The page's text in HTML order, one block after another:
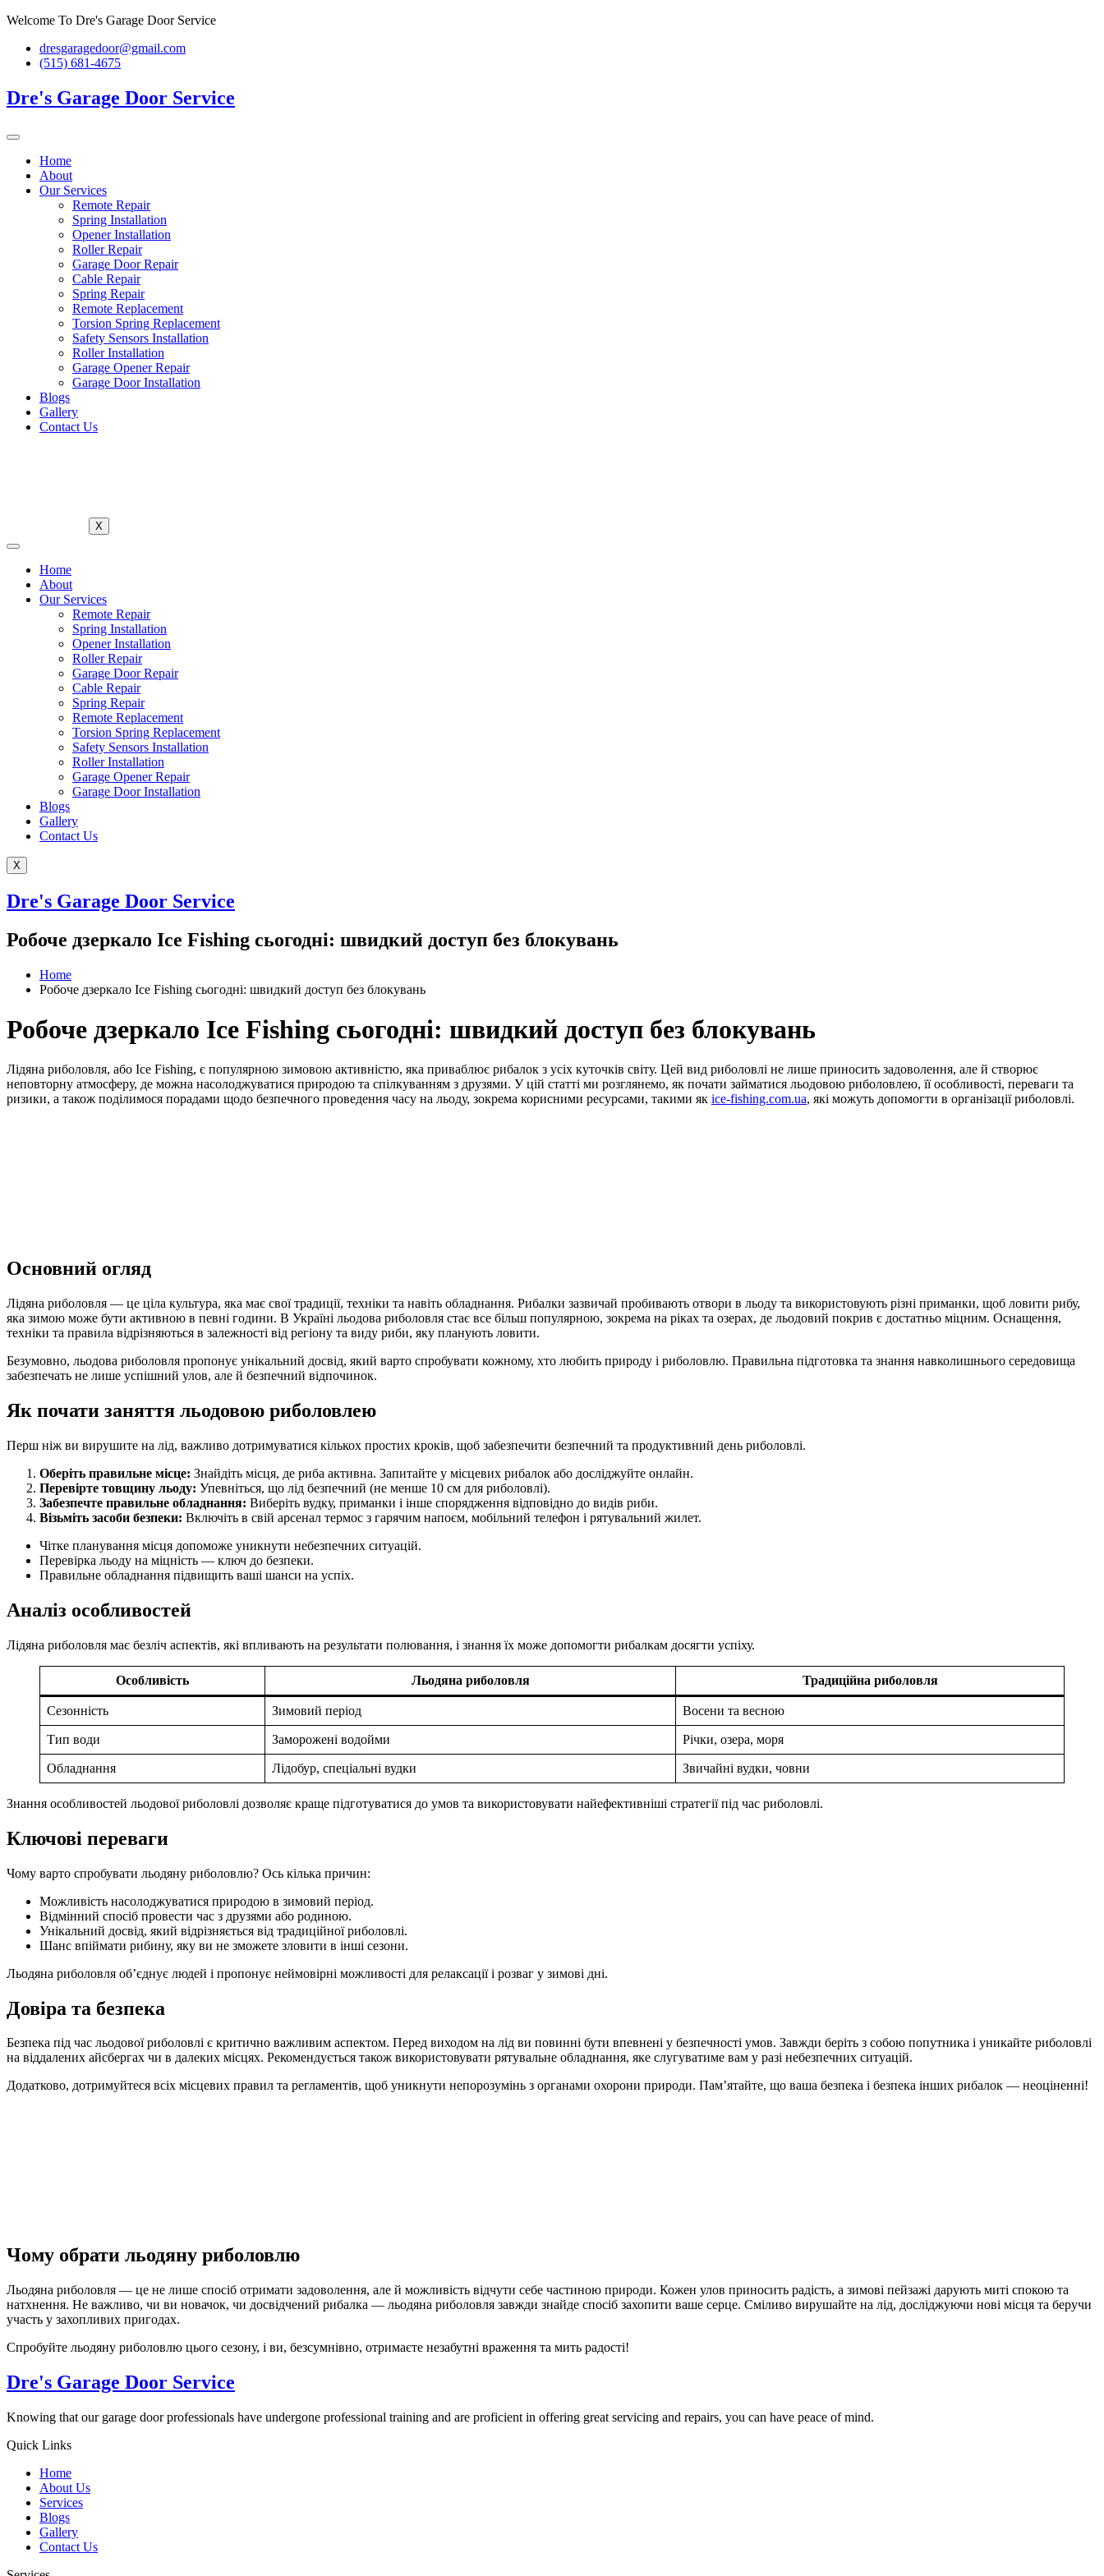
Skip
content
Welcome To Dre's Garage Door Service
dresgaragedoor@gmail.com
(515) 681-4675
Dre's Garage Door Service
Home
About
Our Services
Remote Repair
Spring Installation
Opener Installation
Roller Repair
Garage Door Repair
Cable Repair
Spring Repair
Remote Replacement
Torsion Spring Replacement
Safety Sensors Installation
Roller Installation
Garage Opener Repair
Garage Door Installation
Blogs
Gallery
Contact Us
X
Home
About
Our Services
Remote Repair
Spring Installation
Opener Installation
Roller Repair
Garage Door Repair
Cable Repair
Spring Repair
Remote Replacement
Torsion Spring Replacement
Safety Sensors Installation
Roller Installation
Garage Opener Repair
Garage Door Installation
Blogs
Gallery
Contact Us
X
Dre's Garage Door Service
Робоче дзеркало Ice Fishing сьогодні: швидкий доступ без блокувань
Home
Робоче дзеркало Ice Fishing сьогодні: швидкий доступ без блокувань
Робоче дзеркало Ice Fishing сьогодні: швидкий доступ без блокувань
Лідяна риболовля, або Ice Fishing, є популярною зимовою активністю, яка приваблює рибалок з усіх куточків світу. Цей вид риболовлі не лише приносить задоволення, але й створює
неповторну атмосферу, де можна насолоджуватися природою та спілкуванням з друзями. У цій статті ми розглянемо, як почати займатися льодовою риболовлею, її особливості, переваги та
ризики, а також поділимося порадами щодо безпечного проведення часу на льоду, зокрема корисними ресурсами, такими як ice-fishing.com.ua, які можуть допомогти в організації риболовлі.
Основний огляд
Лідяна риболовля — це ціла культура, яка має свої традиції, техніки та навіть обладнання. Рибалки зазвичай пробивають отвори в льоду та використовують різні приманки, щоб ловити рибу,
яка зимою може бути активною в певні години. В Україні льодова риболовля стає все більш популярною, зокрема на ріках та озерах, де льодовий покрив є достатньо міцним. Оснащення,
техніки та правила відрізняються в залежності від регіону та виду риби, яку планують ловити.
Безумовно, льодова риболовля пропонує унікальний досвід, який варто спробувати кожному, хто любить природу і риболовлю. Правильна підготовка та знання навколишнього середовища
забезпечать не лише успішний улов, але й безпечний відпочинок.
Як почати заняття льодовою риболовлею
Перш ніж ви вирушите на лід, важливо дотримуватися кількох простих кроків, щоб забезпечити безпечний та продуктивний день риболовлі.
Оберіть правильне місце: Знайдіть місця, де риба активна. Запитайте у місцевих рибалок або досліджуйте онлайн.
Перевірте товщину льоду: Упевніться, що лід безпечний (не менше 10 см для риболовлі).
Забезпечте правильне обладнання: Виберіть вудку, приманки і інше спорядження відповідно до видів риби.
Візьміть засоби безпеки: Включіть в свій арсенал термос з гарячим напоєм, мобільний телефон і рятувальний жилет.
Чітке планування місця допоможе уникнути небезпечних ситуацій.
Перевірка льоду на міцність — ключ до безпеки.
Правильне обладнання підвищить ваші шанси на успіх.
Аналіз особливостей
Лідяна риболовля має безліч аспектів, які впливають на результати полювання, і знання їх може допомогти рибалкам досягти успіху.
Особливість Льодяна риболовля Традиційна риболовля
Сезонність Зимовий період Восени та весною
Тип води Заморожені водойми Річки, озера, моря
Обладнання Лідобур, спеціальні вудки Звичайні вудки, човни
Знання особливостей льодової риболовлі дозволяє краще підготуватися до умов та використовувати найефективніші стратегії під час риболовлі.
Ключові переваги
Чому варто спробувати льодяну риболовлю? Ось кілька причин:
Можливість насолоджуватися природою в зимовий період.
Відмінний спосіб провести час з друзями або родиною.
Унікальний досвід, який відрізняється від традиційної риболовлі.
Шанс впіймати рибину, яку ви не зможете зловити в інші сезони.
Льодяна риболовля об’єднує людей і пропонує неймовірні можливості для релаксації і розваг у зимові дні.
Довіра та безпека
Безпека під час льодової риболовлі є критично важливим аспектом. Перед виходом на лід ви повинні бути впевнені у безпечності умов. Завжди беріть з собою попутника і уникайте риболовлі
на віддалених айсбергах чи в далеких місцях. Рекомендується також використовувати рятувальне обладнання, яке слугуватиме вам у разі небезпечних ситуацій.
Додатково, дотримуйтеся всіх місцевих правил та регламентів, щоб уникнути непорозумінь з органами охорони природи. Пам’ятайте, що ваша безпека і безпека інших рибалок — неоціненні!
Чому обрати льодяну риболовлю
Льодяна риболовля — це не лише спосіб отримати задоволення, але й можливість відчути себе частиною природи. Кожен улов приносить радість, а зимові пейзажі дарують миті спокою та
натхнення. Не важливо, чи ви новачок, чи досвідчений рибалка — льодяна риболовля завжди знайде спосіб захопити ваше серце. Сміливо вирушайте на лід, досліджуючи нові місця та беручи
участь у захопливих пригодах.
Спробуйте льодяну риболовлю цього сезону, і ви, безсумнівно, отримаєте незабутні враження та мить радості!
Dre's Garage Door Service
Knowing that our garage door professionals have undergone professional training and are proficient in offering great servicing and repairs, you can have peace of mind.
Quick Links
Home
About Us
Services
Blogs
Gallery
Contact Us